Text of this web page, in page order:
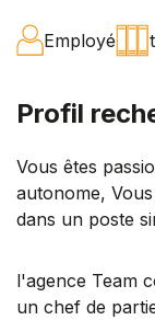
Employé
Profil
Vous êtes
autonome,
dans un poste
l'agence Team
un chef de